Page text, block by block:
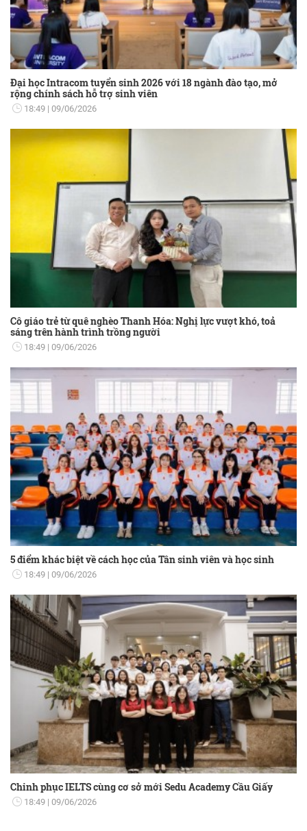
Đại học Intracom tuyển sinh 2026 với 18 ngành đào tạo, mở
rộng chính sách hỗ trợ sinh viên
18:49 09/06/2026
Cô giáo trẻ từ quê nghèo Thanh Hóa: Nghị lực vượt khó, toả
sáng trên hành trình trồng người
18:49 09/06/2026
5 điểm khác biệt về cách học của Tân sinh viên và học sinh
18:49 09/06/2026
Chinh phục IELTS cùng cơ sở mới Sedu Academy Cầu Giấy
18:49 09/06/2026